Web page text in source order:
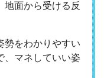
地面から受ける反
勢をわかりやすい
、マネしていい姿